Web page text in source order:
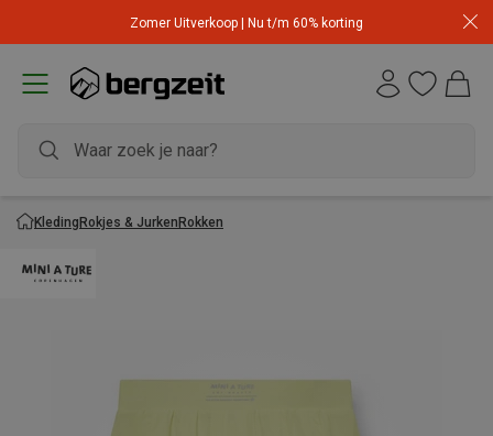
Zomer Uitverkoop | Nu t/m 60% korting
KledingRokjes & JurkenRokken